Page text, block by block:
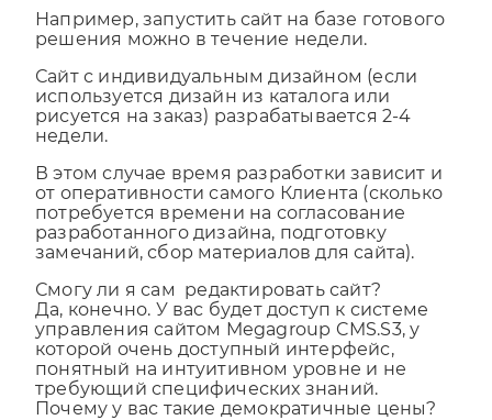
Например, запустить сайт на базе готового
Сайт с индивидуальным дизайном (если
используется дизайн из каталога или
рисуется на заказ) разрабатывается 2-4
В этом случае время разработки зависит и
от оперативности самого Клиента (сколько
потребуется времени на согласование
разработанного дизайна, подготовку
Смогу ли я сам редактировать сайт?
Да, конечно. У вас будет доступ к системе
управления сайтом Megagroup CMS.S3, у
которой очень доступный интерфейс,
понятный на интуитивном уровне и не
требующий специфических знаний.